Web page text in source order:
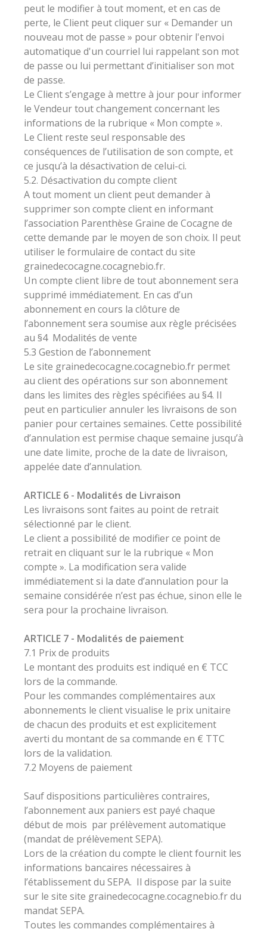
peut le modifier à tout moment, et en cas de
perte, le Client peut cliquer sur « Demander un
nouveau mot de passe » pour obtenir l'envoi
automatique d'un courriel lui rappelant son mot
de passe ou lui permettant d’initialiser son mot
de passe.
Le Client s’engage à mettre à jour pour informer
le Vendeur tout changement concernant les
informations de la rubrique « Mon compte ».
Le Client reste seul responsable des
conséquences de l’utilisation de son compte, et
ce jusqu’à la désactivation de celui-ci.
5.2. Désactivation du compte client
A tout moment un client peut demander à
supprimer son compte client en informant
l’association Parenthèse Graine de Cocagne de
cette demande par le moyen de son choix. Il peut
utiliser le formulaire de contact du site
grainedecocagne.cocagnebio.fr.
Un compte client libre de tout abonnement sera
supprimé immédiatement. En cas d’un
abonnement en cours la clôture de
l’abonnement sera soumise aux règle précisées
au §4 Modalités de vente
5.3 Gestion de l’abonnement
Le site grainedecocagne.cocagnebio.fr permet
au client des opérations sur son abonnement
dans les limites des règles spécifiées au §4. Il
peut en particulier annuler les livraisons de son
panier pour certaines semaines. Cette possibilité
d’annulation est permise chaque semaine jusqu’à
une date limite, proche de la date de livraison,
appelée date d’annulation.
ARTICLE 6 - Modalités de Livraison
Les livraisons sont faites au point de retrait
sélectionné par le client.
Le client a possibilité de modifier ce point de
retrait en cliquant sur le la rubrique « Mon
compte ». La modification sera valide
immédiatement si la date d’annulation pour la
semaine considérée n’est pas échue, sinon elle le
sera pour la prochaine livraison.
ARTICLE 7 - Modalités de paiement
7.1 Prix de produits
Le montant des produits est indiqué en € TCC
lors de la commande.
Pour les commandes complémentaires aux
abonnements le client visualise le prix unitaire
de chacun des produits et est explicitement
averti du montant de sa commande en € TTC
lors de la validation.
7.2 Moyens de paiement
Sauf dispositions particulières contraires,
l’abonnement aux paniers est payé chaque
début de mois par prélèvement automatique
(mandat de prélèvement SEPA).
Lors de la création du compte le client fournit les
informations bancaires nécessaires à
l’établissement du SEPA. Il dispose par la suite
sur le site site grainedecocagne.cocagnebio.fr du
mandat SEPA.
Toutes les commandes complémentaires à